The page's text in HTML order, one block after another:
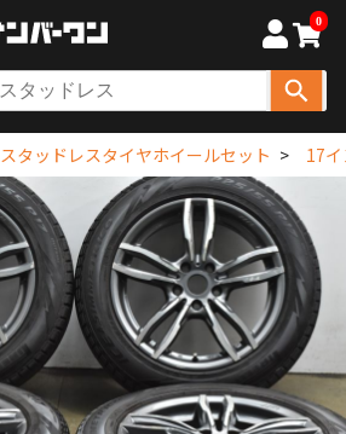
0
スタッドレスタイヤホイールセット 17